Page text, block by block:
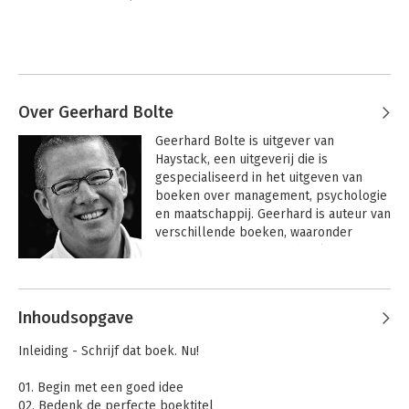
Over Geerhard Bolte
Geerhard Bolte is uitgever van
Haystack, een uitgeverij die is
gespecialiseerd in het uitgeven van
boeken over management, psychologie
en maatschappij. Geerhard is auteur van
verschillende boeken, waaronder
trainingen over het schrijven en
Andere boeken door Geerhard Bolte
Inhoudsopgave
Inleiding - Schrijf dat boek. Nu!
01. Begin met een goed idee